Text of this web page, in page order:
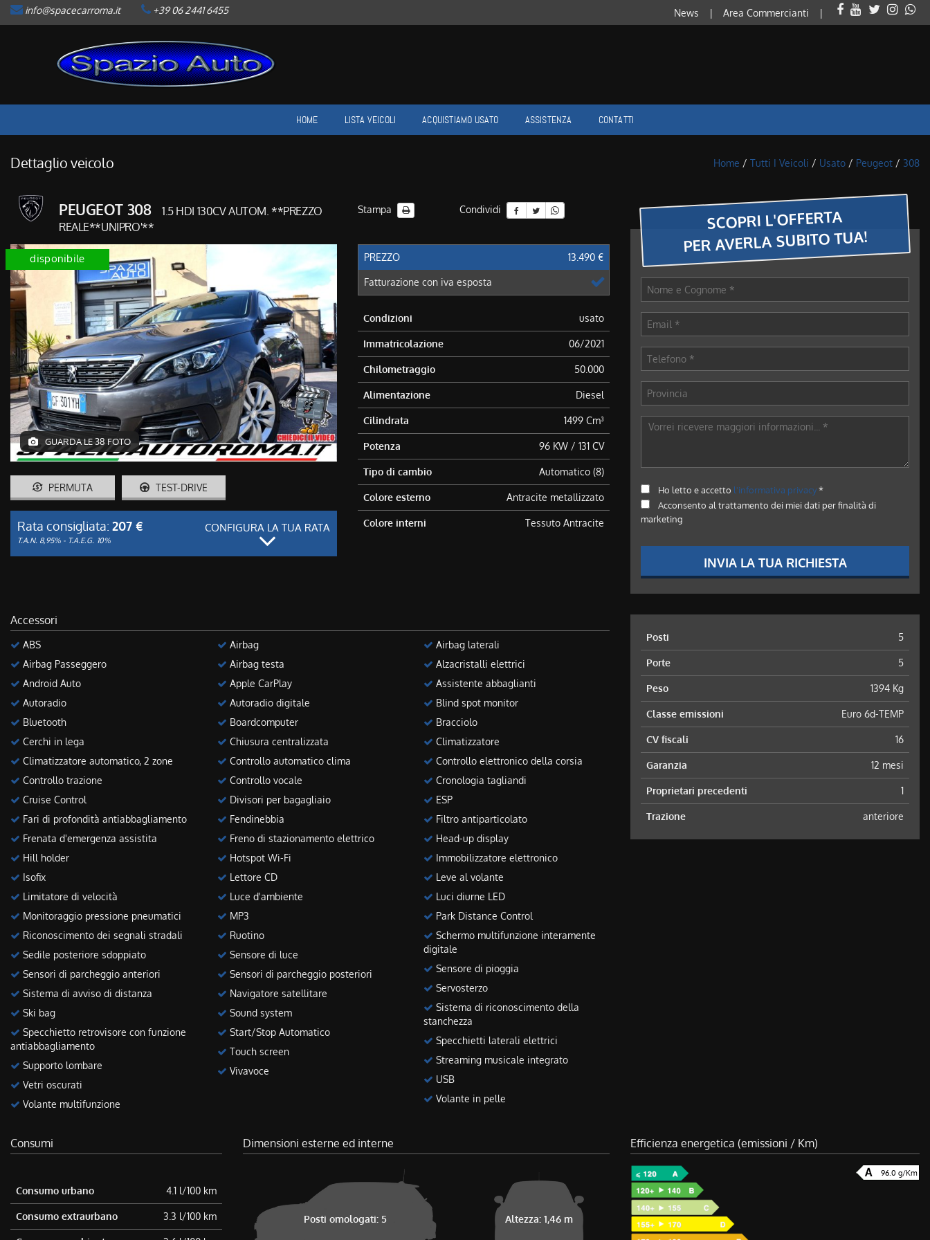
LISTA VEICOLI
NEWS
AREA COMMERCIANTI
info@spacecarroma.it +39 06 2441 6455 News Area Commercianti
HOME LISTA VEICOLI ACQUISTIAMO USATO ASSISTENZA CONTATTI
Dettaglio veicolo Home / Tutti I Veicoli / Usato / Peugeot / 308
PEUGEOT 308
1.5 HDI 130CV AUTOM. **PREZZO
REALE**UNIPRO'**
Stampa Condividi
disponibile
GUARDA LE 38 FOTO
PERMUTA TEST-DRIVE
Rata consigliata: 207 €
T.A.N. 8,95% - T.A.E.G. 10%
CONFIGURA LA TUA RATA
PREZZO 13.490 €
Fatturazione con iva esposta
Condizioni usato
Immatricolazione 06/2021
Chilometraggio 50.000
Alimentazione Diesel
Cilindrata 1499 Cm³
Potenza 96 KW / 131 CV
Tipo di cambio Automatico (8)
Colore esterno Antracite metallizzato
Colore interni Tessuto Antracite
SCOPRI L'OFFERTA
PER AVERLA SUBITO TUA!
Ho letto e accetto l'informativa privacy*
Acconsento al trattamento dei miei dati per finalità di
marketing
INVIA LA TUA RICHIESTA
Accessori
ABS
Airbag Passeggero
Android Auto
Autoradio
Bluetooth
Cerchi in lega
Climatizzatore automatico, 2 zone
Controllo trazione
Cruise Control
Fari di profondità antiabbagliamento
Frenata d'emergenza assistita
Hill holder
Isofix
Limitatore di velocità
Monitoraggio pressione pneumatici
Riconoscimento dei segnali stradali
Sedile posteriore sdoppiato
Sensori di parcheggio anteriori
Sistema di avviso di distanza
Ski bag
Specchietto retrovisore con funzione
antiabbagliamento
Supporto lombare
Vetri oscurati
Volante multifunzione
Airbag
Airbag testa
Apple CarPlay
Autoradio digitale
Boardcomputer
Chiusura centralizzata
Controllo automatico clima
Controllo vocale
Divisori per bagagliaio
Fendinebbia
Freno di stazionamento elettrico
Hotspot Wi-Fi
Lettore CD
Luce d'ambiente
MP3
Ruotino
Sensore di luce
Sensori di parcheggio posteriori
Navigatore satellitare
Sound system
Start/Stop Automatico
Touch screen
Vivavoce
Airbag laterali
Alzacristalli elettrici
Assistente abbaglianti
Blind spot monitor
Bracciolo
Climatizzatore
Controllo elettronico della corsia
Cronologia tagliandi
ESP
Filtro antiparticolato
Head-up display
Immobilizzatore elettronico
Leve al volante
Luci diurne LED
Park Distance Control
Schermo multifunzione interamente
digitale
Sensore di pioggia
Servosterzo
Sistema di riconoscimento della
stanchezza
Specchietti laterali elettrici
Streaming musicale integrato
USB
Volante in pelle
Posti 5
Porte 5
Peso 1394 Kg
Classe emissioni Euro 6d-TEMP
CV fiscali 16
Garanzia 12 mesi
Proprietari precedenti 1
Trazione anteriore
Consumi
Consumo urbano 4.1 l/100 km
Consumo extraurbano 3.3 l/100 km
Dimensioni esterne ed interne
Posti omologati: 5 Altezza: 1,46 m
Efficienza energetica (emissioni / Km)
96.0 g/Km